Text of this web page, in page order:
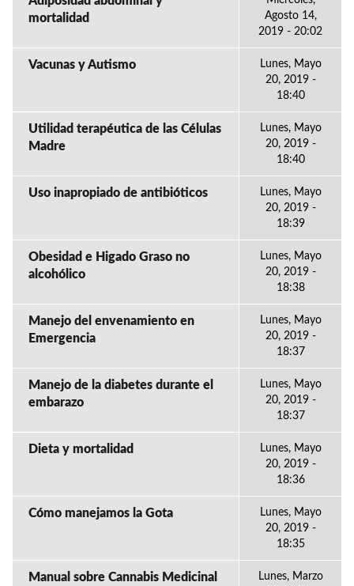
mortalidad
Agosto 14,
2019 - 20:02
Vacunas y Autismo
Lunes, Mayo
20, 2019 -
18:40
Utilidad terapéutica de las Células
Madre
Lunes, Mayo
20, 2019 -
18:40
Uso inapropiado de antibióticos
Lunes, Mayo
20, 2019 -
18:39
Obesidad e Higado Graso no
alcohólico
Lunes, Mayo
20, 2019 -
18:38
Manejo del envenamiento en
Emergencia
Lunes, Mayo
20, 2019 -
18:37
Manejo de la diabetes durante el
embarazo
Lunes, Mayo
20, 2019 -
18:37
Dieta y mortalidad
Lunes, Mayo
20, 2019 -
18:36
Cómo manejamos la Gota
Lunes, Mayo
20, 2019 -
18:35
Manual sobre Cannabis Medicinal
Lunes, Marzo